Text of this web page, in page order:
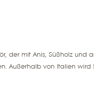
der mit Anis, Süßholz und
Außerhalb von Italien wird